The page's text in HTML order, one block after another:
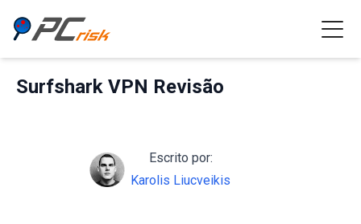
Surfshark VPN Revisão
Escrito por:
Karolis Liucveikis